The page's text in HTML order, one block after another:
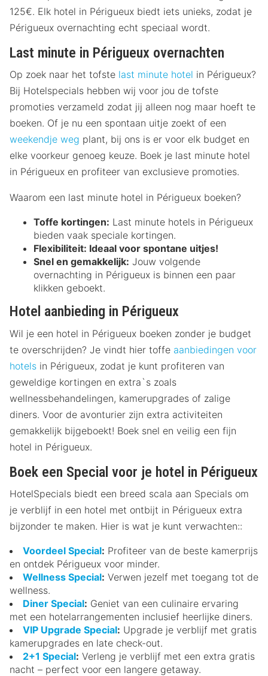
125€. Elk hotel in Périgueux biedt iets unieks, zodat je
Périgueux overnachting echt speciaal wordt.
Last minute in Périgueux overnachten
Op zoek naar het tofste last minute hotel in Périgueux?
Bij Hotelspecials hebben wij voor jou de tofste
promoties verzameld zodat jij alleen nog maar hoeft te
boeken. Of je nu een spontaan uitje zoekt of een
weekendje weg plant, bij ons is er voor elk budget en
elke voorkeur genoeg keuze. Boek je last minute hotel
in Périgueux en profiteer van exclusieve promoties.
Waarom een last minute hotel in Périgueux boeken?
Toffe kortingen: Last minute hotels in Périgueux
bieden vaak speciale kortingen.
Flexibiliteit: Ideaal voor spontane uitjes!
Snel en gemakkelijk: Jouw volgende
overnachting in Périgueux is binnen een paar
klikken geboekt.
Hotel aanbieding in Périgueux
Wil je een hotel in Périgueux boeken zonder je budget
te overschrijden? Je vindt hier toffe aanbiedingen voor
hotels in Périgueux, zodat je kunt profiteren van
geweldige kortingen en extra`s zoals
wellnessbehandelingen, kamerupgrades of zalige
diners. Voor de avonturier zijn extra activiteiten
gemakkelijk bijgeboekt! Boek snel en veilig een fijn
hotel in Périgueux.
Boek een Special voor je hotel in Périgueux
HotelSpecials biedt een breed scala aan Specials om
je verblijf in een hotel met ontbijt in Périgueux extra
bijzonder te maken. Hier is wat je kunt verwachten::
Voordeel Special: Profiteer van de beste kamerprijs
en ontdek Périgueux voor minder.
Wellness Special: Verwen jezelf met toegang tot de
wellness.
Diner Special: Geniet van een culinaire ervaring
met een hotelarrangementen inclusief heerlijke diners.
VIP Upgrade Special: Upgrade je verblijf met gratis
kamerupgrades en late check-out.
2+1 Special: Verleng je verblijf met een extra gratis
nacht – perfect voor een langere getaway.